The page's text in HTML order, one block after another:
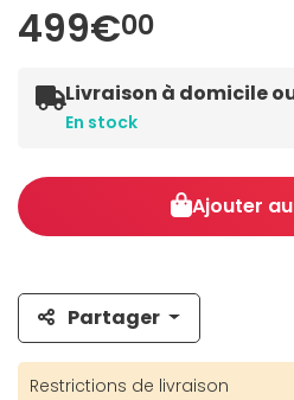
499€00
Livraison à domicile
En stock
Ajouter
Partager
Restrictions de livraison